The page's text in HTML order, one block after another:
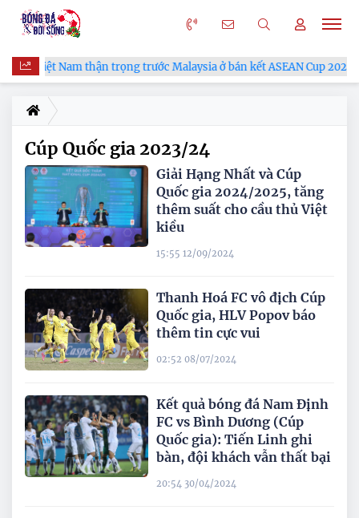
ĐT Việt Nam thận trọng trước Malaysia ở bán kết ASEAN Cup 2026
Cúp Quốc gia 2023/24
Giải Hạng Nhất và Cúp
Quốc gia 2024/2025, tăng
thêm suất cho cầu thủ Việt
kiều
15:55 12/09/2024
Thanh Hoá FC vô địch Cúp
Quốc gia, HLV Popov báo
thêm tin cực vui
02:52 08/07/2024
Kết quả bóng đá Nam Định
FC vs Bình Dương (Cúp
Quốc gia): Tiến Linh ghi
bàn, đội khách vẫn thất bại
20:54 30/04/2024